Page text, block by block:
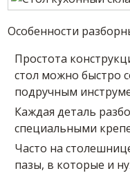
Особенности
Простота
стол можно быстро
подручным
Каждая деталь
специальными
Часто на
пазы, в которые и